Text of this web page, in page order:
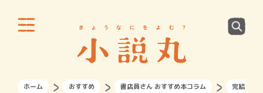
ホーム おすすめ 書店員さん おすすめ本コラム 完結した